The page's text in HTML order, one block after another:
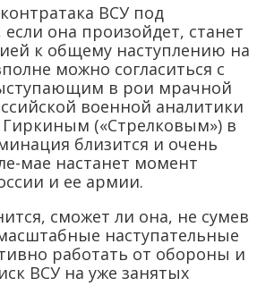
ВСУ под
она произойдет, станет
к общему наступлению на
можно согласиться с
в рои мрачной
военной аналитики
(«Стрелковым») в
близится и очень
мае настанет момент
и ее армии.
сможет ли она, не сумев
наступательные
работать от обороны и
ВСУ на уже занятых